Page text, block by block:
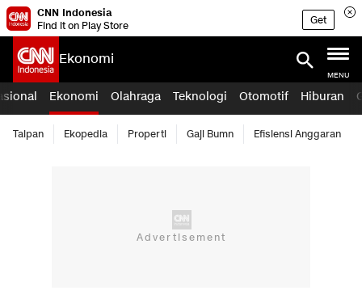
CNN Indonesia
Find it on Play Store
Get
Ekonomi
MENU
Ekonomi Olahraga Teknologi Otomotif Hiburan
Taipan Ekopedia Properti Gaji Bumn Efisiensi Anggaran